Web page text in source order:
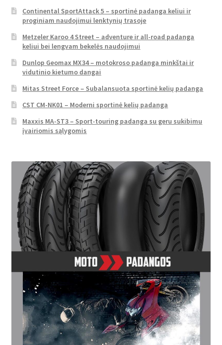
Continental SportAttack 5 – sportinė padanga keliui ir
proginiam naudojimui lenktynių trasoje
Metzeler Karoo 4 Street – adventure ir all-road padanga
keliui bei lengvam bekelės naudojimui
Dunlop Geomax MX34 – motokroso padanga minkštai ir
vidutinio kietumo dangai
Mitas Street Force – Subalansuota sportinė kelių padanga
CST CM-NK01 – Moderni sportinė kelių padanga
Maxxis MA-ST3 – Sport-touring padanga su geru sukibimu
įvairiomis sąlygomis